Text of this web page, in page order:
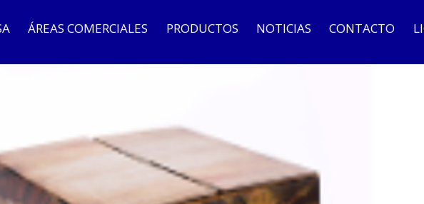
ÁREAS COMERCIALES PRODUCTOS NOTICIAS CONTACTO